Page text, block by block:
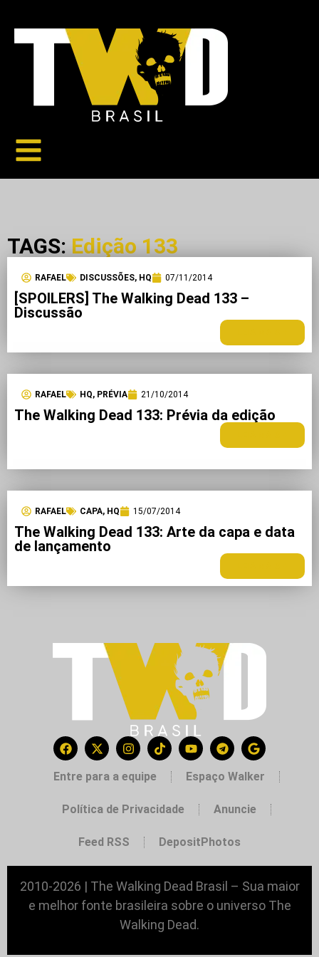
TAGS: Edição 133
RAFAEL DISCUSSÕES, HQ 07/11/2014
[SPOILERS] The Walking Dead 133 –
Discussão
RAFAEL HQ, PRÉVIA 21/10/2014
The Walking Dead 133: Prévia da edição
RAFAEL CAPA, HQ 15/07/2014
The Walking Dead 133: Arte da capa e data
de lançamento
Entre para a equipe Espaço Walker
Política de Privacidade Anuncie
Feed RSS DepositPhotos
2010-2026 | The Walking Dead Brasil – Sua maior
e melhor fonte brasileira sobre o universo The
Walking Dead.